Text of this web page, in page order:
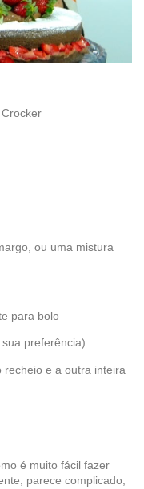
ou uma mistura
para bolo
preferência)
e a outra inteira
é muito fácil fazer
parece complicado,